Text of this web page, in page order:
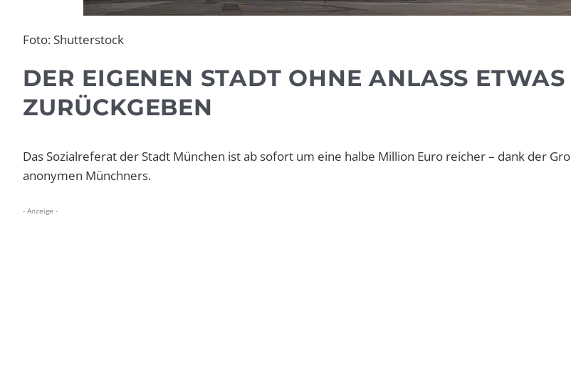
Foto: Shutterstock
DER EIGENEN STADT OHNE ANLASS ETWAS
ZURÜCKGEBEN
Das Sozialreferat der Stadt München ist ab sofort um eine halbe Million Euro reicher – dank der
anonymen Münchners.
- Anzeige -